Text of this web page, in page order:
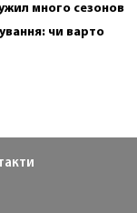
много сезонов
чи варто